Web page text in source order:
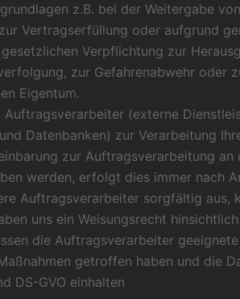
z.B. bei der Weitergabe
Vertragserfüllung oder aufgrund
Verpflichtung zur
zur Gefahrenabwehr oder
Eigentum.
Auftragsverarbeiter (externe
Datenbanken) zur Verarbeitung
zur Auftragsverarbeitung
werden, erfolgt dies immer nach
Auftragsverarbeiter sorgfältig aus,
uns ein Weisungsrecht
die Auftragsverarbeiter
getroffen haben und die
DS-GVO einhalten